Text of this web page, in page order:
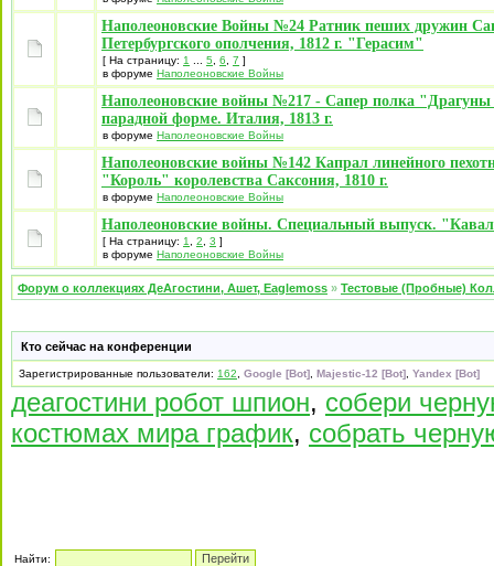
Наполеоновские Войны №24 Ратник пеших дружин
Петербургского ополчения, 1812 г. "Герасим"
[ На страницу: 1 5 6 7 ]
в форуме Наполеоновские Войны
Наполеоновские войны №217 - Сапер полка
парадной форме. Италия, 1813 г.
в форуме Наполеоновские Войны
Наполеоновские войны №142 Капрал линейного
"Король" королевства Саксония, 1810 г.
в форуме Наполеоновские Войны
Наполеоновские войны. Специальный выпуск.
[ На страницу: 1 2 3 ]
в форуме Наполеоновские Войны
Форум о коллекциях ДеАгостини, Ашет, Eaglemoss » Тестовые (Пробные)
Кто сейчас на конференции
Зарегистрированные пользователи: 162 Google [Bot] Majestic-12 [Bot] Yandex [Bot]
деагостини робот шпион, собери
костюмах мира график, собрать
Найти: